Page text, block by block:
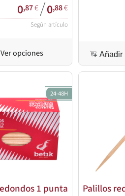
0,87€/0,88€
Según artículo
Ver opciones Añadir
24-48H
1 punta Palillos